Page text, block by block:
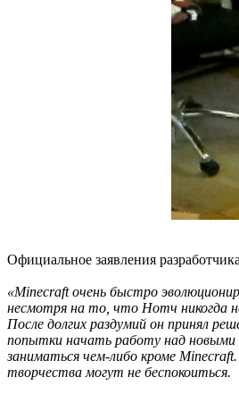
Официальное заявления
«Minecraft очень быстро
несмотря на то, что Нотч никогда
После долгих раздумий он принял
попытки начать работу над новыми
заниматься чем-либо кроме
творчества могут не беспокоиться.